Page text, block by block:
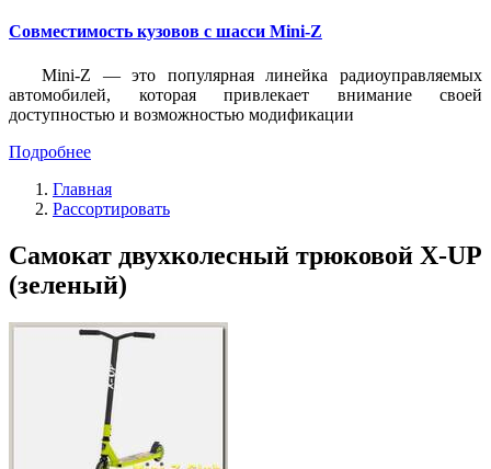
Совместимость кузовов с шасси Mini-Z
Mini-Z — это популярная линейка радиоуправляемых
автомобилей, которая привлекает внимание своей
доступностью и возможностью модификации
Подробнее
Главная
Рассортировать
Самокат двухколесный трюковой X-UP
(зеленый)